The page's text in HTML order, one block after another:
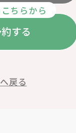
ちらから
する
戻る